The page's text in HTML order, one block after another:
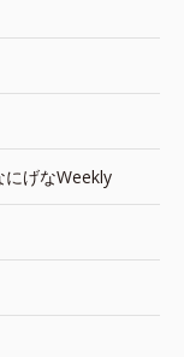
にげなWeekly